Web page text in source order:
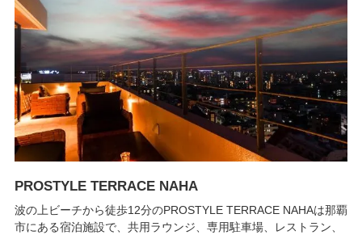
PROSTYLE TERRACE NAHA
波の上ビーチから徒歩12分のPROSTYLE TERRACE NAHAは那覇
市にある宿泊施設で、共用ラウンジ、専用駐車場、レストラン、